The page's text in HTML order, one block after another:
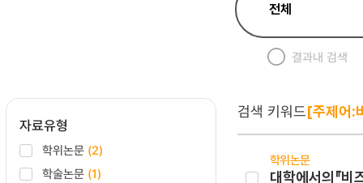
결과내 검색
자료유형
학위논문 (2)
학술논문 (1)
검색 키워드[주제어:
학위논문
대학에서의『